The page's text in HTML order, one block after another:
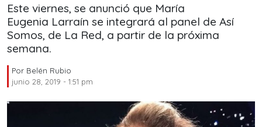
Este viernes, se anunció que María
Eugenia Larraín se integrará al panel de Así
Somos, de La Red, a partir de la próxima
semana.
Por Belén Rubio
junio 28, 2019 - 1:51 pm